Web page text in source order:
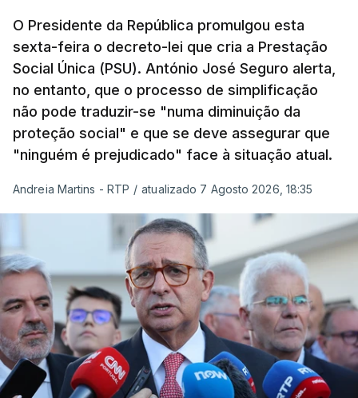
O Presidente da República promulgou esta
sexta-feira o decreto-lei que cria a Prestação
Social Única (PSU). António José Seguro alerta,
no entanto, que o processo de simplificação
não pode traduzir-se "numa diminuição da
proteção social" e que se deve assegurar que
"ninguém é prejudicado" face à situação atual.
Andreia Martins - RTP / atualizado 7 Agosto 2026, 18:35